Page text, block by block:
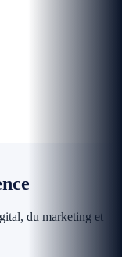
du marketing et